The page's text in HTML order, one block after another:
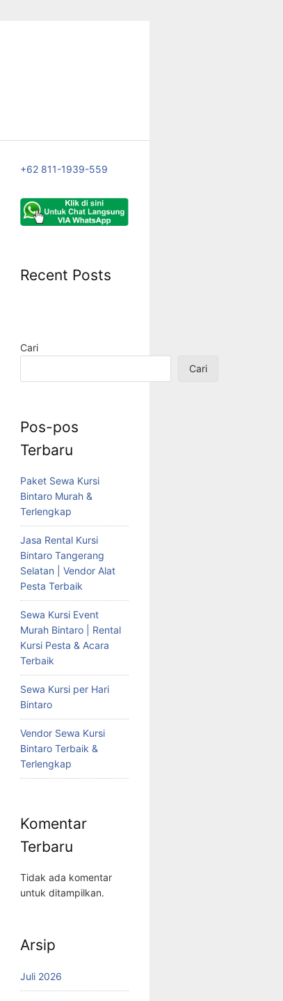
+62 811-1939-559
Recent Posts
Cari
Cari
Pos-pos
Terbaru
Paket Sewa Kursi
Bintaro Murah &
Terlengkap
Jasa Rental Kursi
Bintaro Tangerang
Selatan | Vendor Alat
Pesta Terbaik
Sewa Kursi Event
Murah Bintaro | Rental
Kursi Pesta & Acara
Terbaik
Sewa Kursi per Hari
Bintaro
Vendor Sewa Kursi
Bintaro Terbaik &
Terlengkap
Komentar
Terbaru
Tidak ada komentar
untuk ditampilkan.
Arsip
Juli 2026